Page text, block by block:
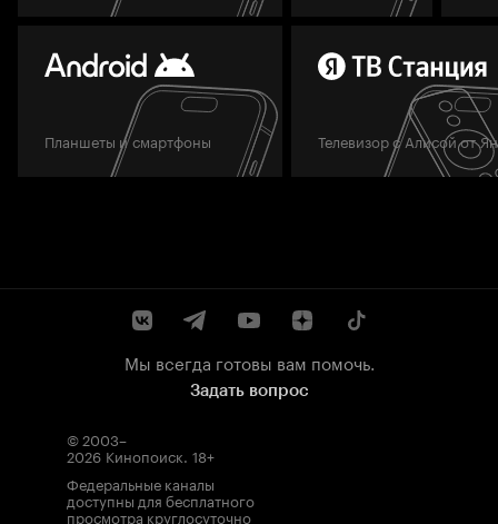
Планшеты и смартфоны Телевизор с Алисой от
Мы всегда готовы вам помочь.
Задать вопрос
© 2003–
2026 Кинопоиск. 18+
Федеральные каналы
доступны для бесплатного
просмотра круглосуточно